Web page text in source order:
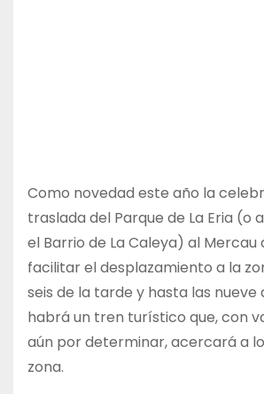
Como novedad este año la
traslada del Parque de La Eria (o
el Barrio de La Caleya) al Mercau
facilitar el desplazamiento a la
seis de la tarde y hasta las nueve
habrá un tren turístico que, con
aún por determinar, acercará a
zona.